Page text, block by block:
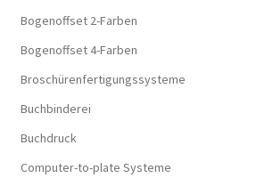
Bogenoffset 2-Farben
Bogenoffset 4-Farben
Broschürenfertigungssysteme
Buchbinderei
Buchdruck
Computer-to-plate Systeme